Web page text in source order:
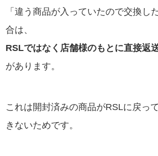
「違う商品が入っていたので交換し
合は、
RSLではなく店舗様のもとに直接返
があります。
これは開封済みの商品がRSLに戻っ
きないためです。